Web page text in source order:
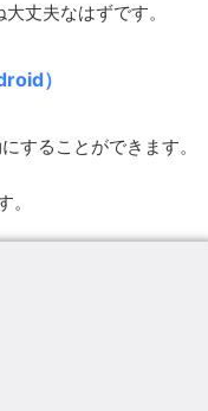
丈夫なはずです。
）
することができます。